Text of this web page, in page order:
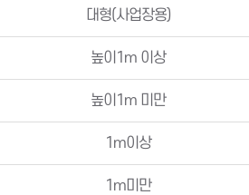
대형(사업장용)
높이1m 이상
높이1m 미만
1m이상
1m미만